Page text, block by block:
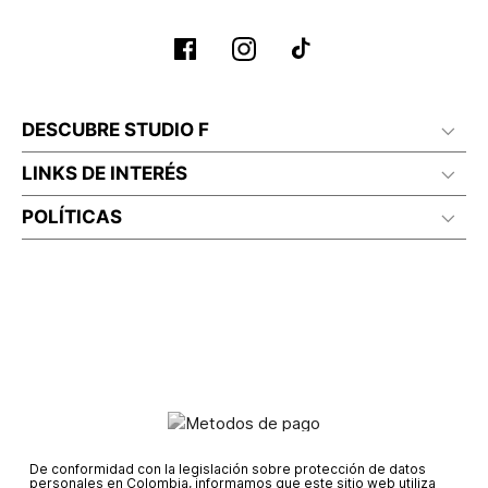
DESCUBRE STUDIO F
LINKS DE INTERÉS
POLÍTICAS
De conformidad con la legislación sobre protección de datos
personales en Colombia, informamos que este sitio web utiliza